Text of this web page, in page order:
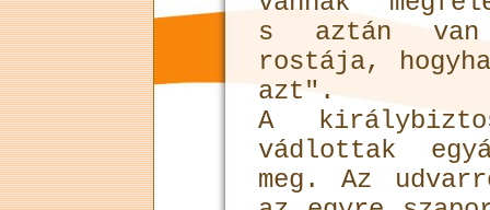
s aztán van
rostája,
azt".
A
vádlottak
meg. Az